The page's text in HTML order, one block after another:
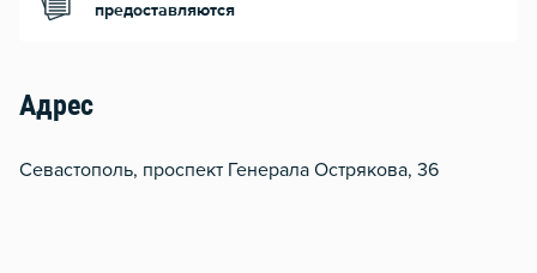
предоставляются
Адрес
Севастополь, проспект Генерала Острякова, 36